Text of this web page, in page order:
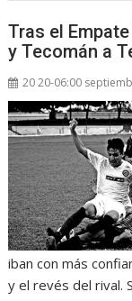
Tras el
y Tecomán a
20 20-06:00
iban con más
y el revés del rival.